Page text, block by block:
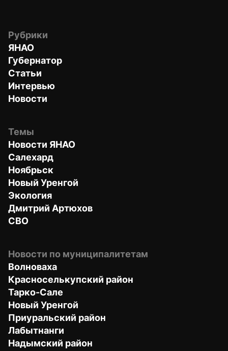
Рубрики
ЯНАО
Губернатор
Статьи
Интервью
Новости
Темы
Новости ЯНАО
Салехард
Ноябрьск
Новый Уренгой
Экология
Дмитрий Артюхов
СВО
Новости по муниципалитетам
Волноваха
Красноселькупский район
Тарко-Сале
Новый Уренгой
Приуральский район
Лабытнанги
Надымский район